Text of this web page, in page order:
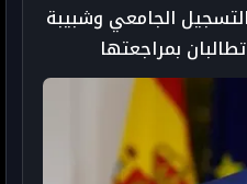
الجامعي وشبيبة
بمراجعتها